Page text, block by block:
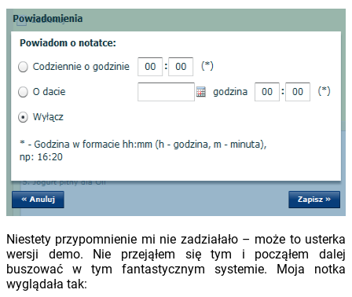
Niestety przypomnienie mi nie zadziałało – może to usterka
wersji demo. Nie przejąłem się tym i począłem dalej
buszować w tym fantastycznym systemie. Moja notka
wyglądała tak: